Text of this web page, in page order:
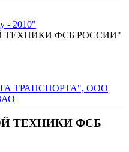
- 2010"
ТЕХНИКИ ФСБ РОССИИ"
ТЕХНИКИ ФСБ